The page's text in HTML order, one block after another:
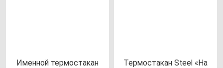
Имен­ной тер­мос­та­кан
Тер­мос­та­кан Ste­el «На